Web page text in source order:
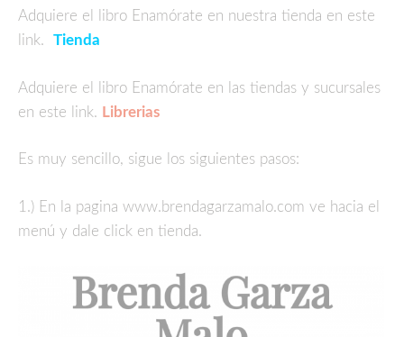
Adquiere el libro Enamórate en nuestra tienda en este
link. Tienda
Adquiere el libro Enamórate en las tiendas y sucursales
en este link. Librerias
Es muy sencillo, sigue los siguientes pasos:
1.) En la pagina www.brendagarzamalo.com ve hacia el
menú y dale click en tienda.